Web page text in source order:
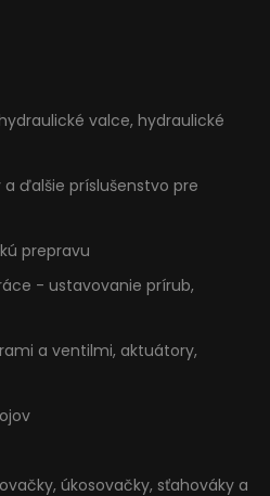
valce, hydraulické
ďalšie príslušenstvo pre
prepravu
- ustavovanie prírub,
a ventilmi, aktuátory,
úkosovačky, sťahováky a